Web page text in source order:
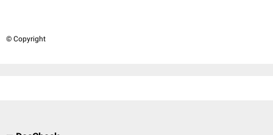
© Copyright